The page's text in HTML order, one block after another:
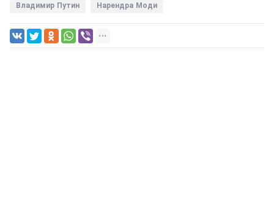
Владимир Путин Нарендра Моди